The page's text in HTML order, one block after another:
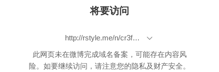
将要访问
http://rstyle.me/n/cr3fwubp9if
此网页未在微博完成域名备案，可能存在内容风
险。如要继续访问，请注意您的隐私及财产安全。